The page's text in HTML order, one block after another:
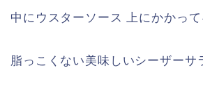
中にウスターソース 上にかかっ
脂っこくない美味しいシーザーサ